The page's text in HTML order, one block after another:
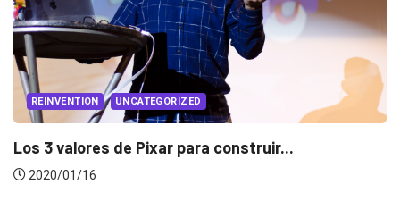
EVENTOS LUX AWARDS
Conoce a los ganadores de Lux Awards